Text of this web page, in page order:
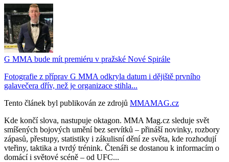
G MMA bude mít premiéru v pražské Nové Spirále
Fotografie z příprav G MMA odkryla datum i dějiště prvního
galavečera dřív, než je organizace stihla...
Tento článek byl publikován ze zdrojů MMAMAG.cz
Kde končí slova, nastupuje oktagon. MMA Mag.cz sleduje svět
smíšených bojových umění bez servítků – přináší novinky, rozbory
zápasů, přestupy, statistiky i zákulisní dění ze světa, kde rozhodují
vteřiny, taktika a tvrdý trénink. Čtenáři se dostanou k informacím o
domácí i světové scéně – od UFC...